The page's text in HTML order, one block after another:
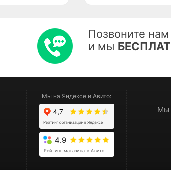
Позвоните
и мы
Мы на Яндексе и Авито:
4.9
Рейтинг магазина в Авито
Мы